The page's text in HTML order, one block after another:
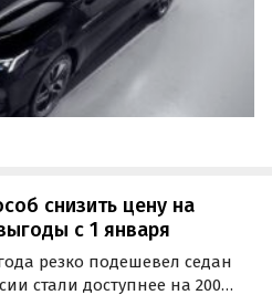
снизить цену на
с 1 января
резко подешевел седан
стали доступнее на 200